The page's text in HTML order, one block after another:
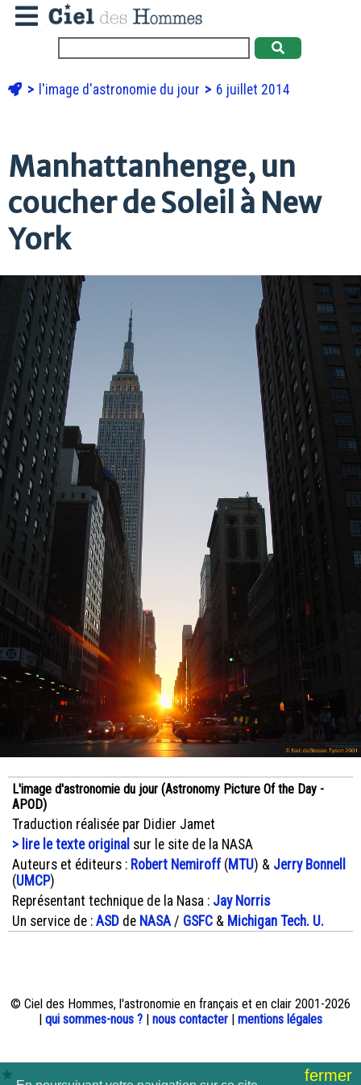
l'image d'astronomie du jour 6 juillet 2014
Manhattanhenge, un
coucher de Soleil à New
York
L'image d'astronomie du jour (Astronomy Picture Of the Day -
APOD)
Traduction réalisée par Didier Jamet
> lire le texte original sur le site de la NASA
Auteurs et éditeurs : Robert Nemiroff( MTU) & Jerry Bonnell
(UMCP)
Représentant technique de la Nasa : Jay Norris
Un service de : ASD de NASA/ GSFC & Michigan Tech. U.
© Ciel des Hommes, l'astronomie en français et en clair 2001-2026
qui sommes-nous ? nous contacter mentions légales
fermer